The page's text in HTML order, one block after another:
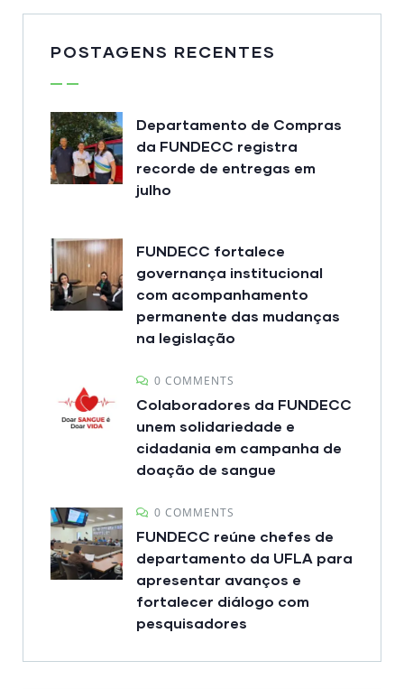
POSTAGENS RECENTES
Departamento de Compras
da FUNDECC registra
recorde de entregas em
julho
FUNDECC fortalece
governança institucional
com acompanhamento
permanente das mudanças
na legislação
0 COMMENTS
Colaboradores da FUNDECC
unem solidariedade e
cidadania em campanha de
doação de sangue
0 COMMENTS
FUNDECC reúne chefes de
departamento da UFLA para
apresentar avanços e
fortalecer diálogo com
pesquisadores